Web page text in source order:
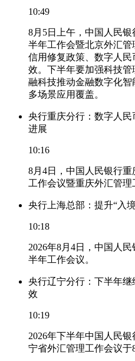
10:49
8月5日上午，中国人民
半年工作会暨北京外汇
信用修复政策、数字人
效。下半年要加强科技
融科技推动金融数字化
多场景应用覆盖。
央行重庆分行：数字人
进展
10:16
8月4日，中国人民银行
工作会议暨重庆外汇管理
央行上海总部：提升“入
10:18
2026年8月4日，中国人
半年工作会议。
央行辽宁分行：下半年
效
10:19
2026年下半年中国人民
宁省外汇管理工作会议于